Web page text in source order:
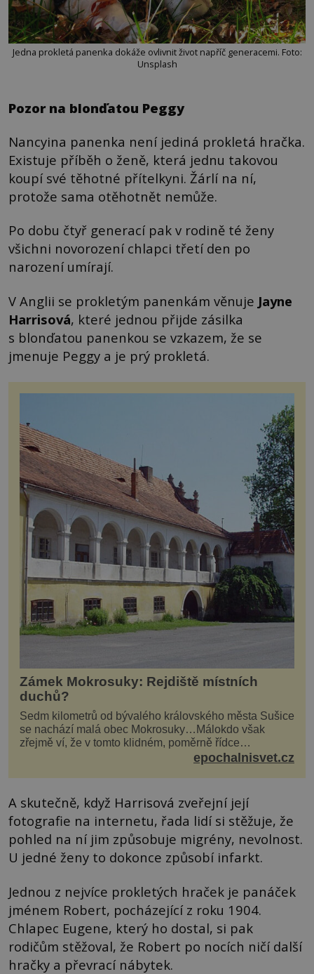
Jedna prokletá panenka dokáže ovlivnit život napříč generacemi. Foto:
Unsplash
Pozor na blonďatou Peggy
Nancyina panenka není jediná prokletá hračka.
Existuje příběh o ženě, která jednu takovou
koupí své těhotné přítelkyni. Žárlí na ní,
protože sama otěhotnět nemůže.
Po dobu čtyř generací pak v rodině té ženy
všichni novorození chlapci třetí den po
narození umírají.
V Anglii se prokletým panenkám věnuje Jayne
Harrisová, které jednou přijde zásilka
s blonďatou panenkou se vzkazem, že se
jmenuje Peggy a je prý prokletá.
Zámek Mokrosuky: Rejdiště místních
duchů?
Sedm kilometrů od bývalého královského města Sušice
se nachází malá obec Mokrosuky…Málokdo však
zřejmě ví, že v tomto klidném, poměrně řídce
navštěvovaném koutu vesnické Šumavy se nachází
epochalnisvet.cz
A skutečně, když Harrisová zveřejní její
fotografie na internetu, řada lidí si stěžuje, že
pohled na ní jim způsobuje migrény, nevolnost.
U jedné ženy to dokonce způsobí infarkt.
Jednou z nejvíce prokletých hraček je panáček
jménem Robert, pocházející z roku 1904.
Chlapec Eugene, který ho dostal, si pak
rodičům stěžoval, že Robert po nocích ničí další
hračky a převrací nábytek.